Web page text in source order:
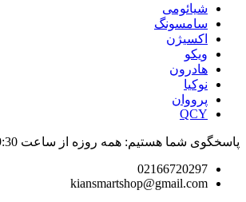
شیائومی
سامسونگ
اکسیژن
ویکو
هادرون
نوکیا
پرووان
QCY
پاسخگوی شما هستیم: همه روزه از ساعت 9:30 تا 19:00
02166720297
kiansmartshop@gmail.com